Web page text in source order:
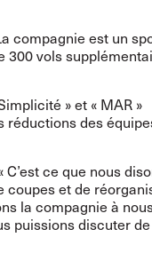
compagnie est un
300 vols
» et « MAR »
réductions des
ce que nous
et de
la compagnie à
puissions discuter de